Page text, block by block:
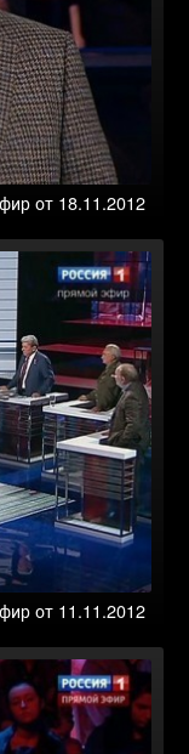
от 18.11.2012
от 11.11.2012